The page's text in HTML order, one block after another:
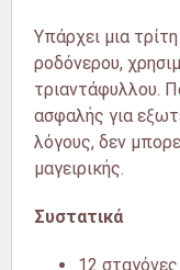
Υπάρχει μια
ροδόνερου,
τριαντάφυλλου.
ασφαλής για
λόγους, δεν
μαγειρικής.
Συστατικά
12 σταγόνες